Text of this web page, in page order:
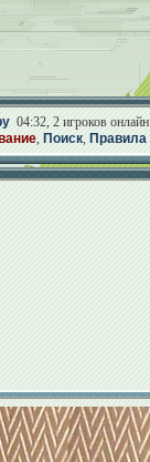
04:32, 2 игроков онлайн
, Поиск, Правила